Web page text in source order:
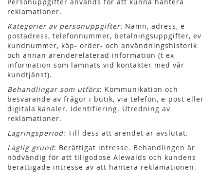
reklamationer.
Kategorier av personuppgifter: Namn, adress, e-
postadress, telefonnummer, betalningsuppgifter, ev
kundnummer, köp- order- och användningshistorik
och annan ärenderelaterad information (t ex
information som lämnats vid kontakter med vår
kundtjänst).
Behandlingar som utförs: Kommunikation och
besvarande av frågor i butik, via telefon, e-post eller
digitala kanaler. Identifiering. Utredning av
reklamationer.
Lagringsperiod: Till dess att ärendet är avslutat.
Laglig grund: Berättigat intresse. Behandlingen är
nödvändig för att tillgodose Alewalds och kundens
berättigade intresse av att hantera reklamationen.